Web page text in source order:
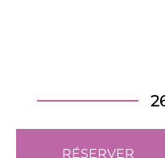
RÉSERVER